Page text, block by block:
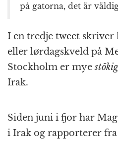
på gatorna, det är
I en tredje tweet skriver
eller lørdagskveld på
Stockholm er mye
Irak.
Siden juni i fjor har
i Irak og rapporterer